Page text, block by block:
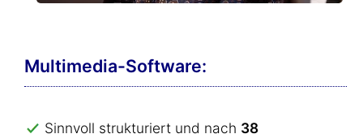
Multimedia-Software:
Sinnvoll strukturiert und nach 38